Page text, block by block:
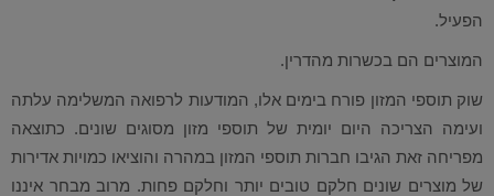
הפעיל.
המוצרים הם בכשרות מהדרין.
שוק תוספי המזון פורח בימים אלו, המודעות לרפואה המשלימה עלתה
ועימה הצריכה היום יומית של תוספי מזון מסוגים שונים. כתוצאה
מפריחה זאת הגיבו חברות תוספי המזון במהרה והוציאו כמויות אדירות
של מוצרים שונים חלקם טובים יותר וחלקם פחות. מרוב מבחר איננו